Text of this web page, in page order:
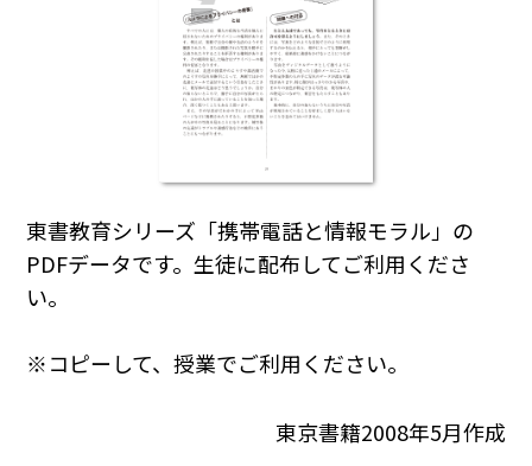
東書教育シリーズ「携帯電話と情報モラル」の
PDFデータです。生徒に配布してご利用くださ
い。
※コピーして、授業でご利用ください。
東京書籍2008年5月作成